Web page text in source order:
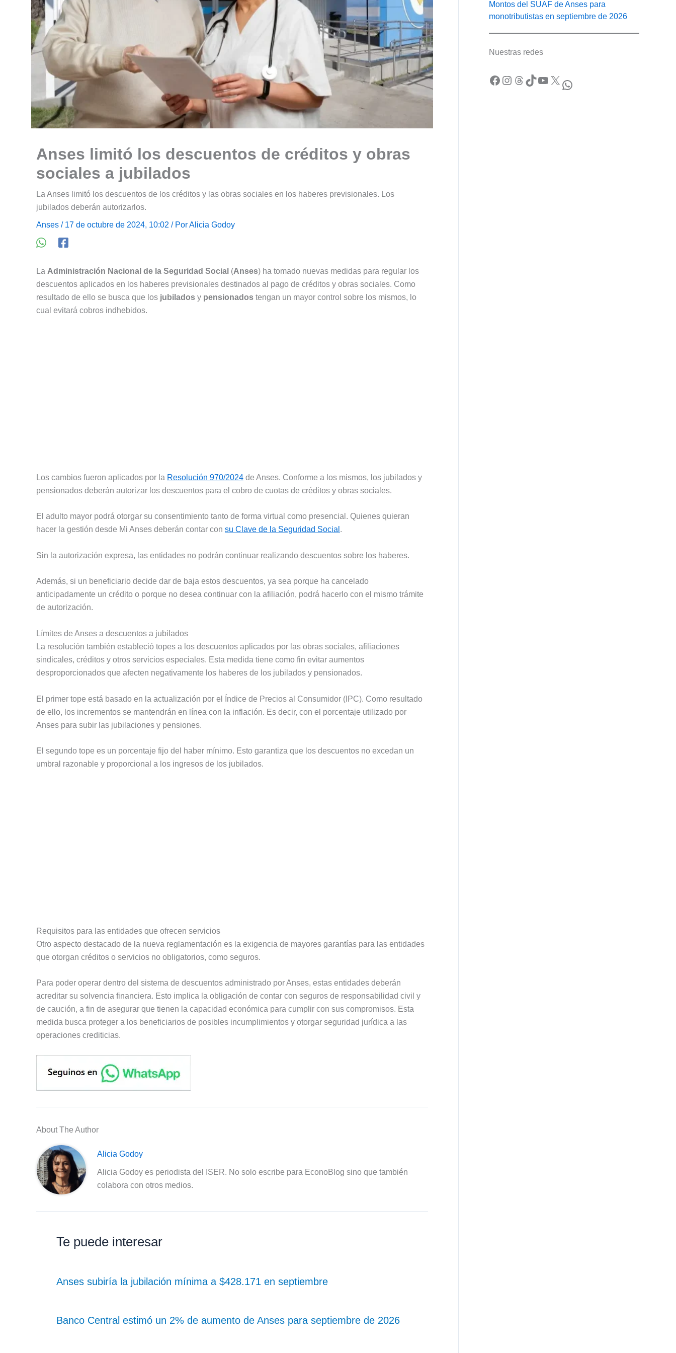
Anses limitó los descuentos de créditos y obras
sociales a jubilados
La Anses limitó los descuentos de los créditos y las obras sociales en los haberes previsionales. Los
jubilados deberán autorizarlos.
Anses / 17 de octubre de 2024, 10:02 / PorAlicia Godoy
La Administración Nacional de la Seguridad Social (Anses) ha tomado nuevas medidas para regular los
descuentos aplicados en los haberes previsionales destinados al pago de créditos y obras sociales. Como
resultado de ello se busca que los jubilados y pensionados tengan un mayor control sobre los mismos, lo
cual evitará cobros indhebidos.
Los cambios fueron aplicados por la Resolución 970/2024 de Anses. Conforme a los mismos, los jubilados y
pensionados deberán autorizar los descuentos para el cobro de cuotas de créditos y obras sociales.
El adulto mayor podrá otorgar su consentimiento tanto de forma virtual como presencial. Quienes quieran
hacer la gestión desde Mi Anses deberán contar con su Clave de la Seguridad Social .
Sin la autorización expresa, las entidades no podrán continuar realizando descuentos sobre los haberes.
Además, si un beneficiario decide dar de baja estos descuentos, ya sea porque ha cancelado
anticipadamente un crédito o porque no desea continuar con la afiliación, podrá hacerlo con el mismo trámite
de autorización.
Límites de Anses a descuentos a jubilados
La resolución también estableció topes a los descuentos aplicados por las obras sociales, afiliaciones
sindicales, créditos y otros servicios especiales. Esta medida tiene como fin evitar aumentos
desproporcionados que afecten negativamente los haberes de los jubilados y pensionados.
El primer tope está basado en la actualización por el Índice de Precios al Consumidor (IPC). Como resultado
de ello, los incrementos se mantendrán en línea con la inflación. Es decir, con el porcentaje utilizado por
Anses para subir las jubilaciones y pensiones.
El segundo tope es un porcentaje fijo del haber mínimo. Esto garantiza que los descuentos no excedan un
umbral razonable y proporcional a los ingresos de los jubilados.
Requisitos para las entidades que ofrecen servicios
Otro aspecto destacado de la nueva reglamentación es la exigencia de mayores garantías para las entidades
que otorgan créditos o servicios no obligatorios, como seguros.
Para poder operar dentro del sistema de descuentos administrado por Anses, estas entidades deberán
acreditar su solvencia financiera. Esto implica la obligación de contar con seguros de responsabilidad civil y
de caución, a fin de asegurar que tienen la capacidad económica para cumplir con sus compromisos. Esta
medida busca proteger a los beneficiarios de posibles incumplimientos y otorgar seguridad jurídica a las
operaciones crediticias.
About The Author
Alicia Godoy
Alicia Godoy es periodista del ISER. No solo escribe para EconoBlog sino que también
colabora con otros medios.
Te puede interesar
Anses subiría la jubilación mínima a $428.171 en septiembre
Banco Central estimó un 2% de aumento de Anses para septiembre de 2026
Montos del SUAF de Anses para
monotributistas en septiembre de 2026
Nuestras redes
Facebook Instagram Threads TikTok YouTube X WhatsApp